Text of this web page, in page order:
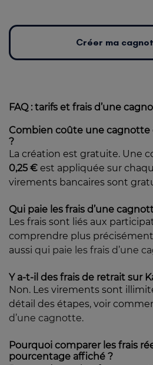
Créer ma
FAQ : tarifs et frais d’une
Combien coûte une
?
La création est gratuite. Une
0,25 € est appliquée sur
virements bancaires sont
Qui paie les frais d’une
Les frais sont liés aux
comprendre plus
aussi qui paie les frais d’une
Y a-t-il des frais de retrait sur
Non. Les virements sont
détail des étapes, voir
d’une cagnotte.
Pourquoi comparer les frais
pourcentage affiché ?